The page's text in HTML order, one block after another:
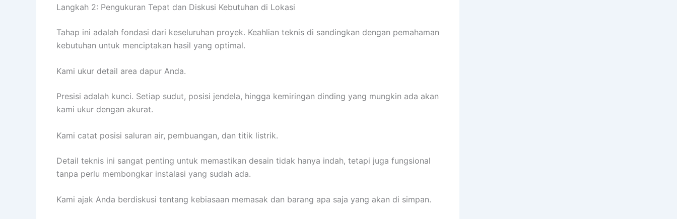
Langkah 2: Pengukuran Tepat dan Diskusi Kebutuhan di Lokasi
Tahap ini adalah fondasi dari keseluruhan proyek. Keahlian teknis di sandingkan dengan pemahaman
kebutuhan untuk menciptakan hasil yang optimal.
Kami ukur detail area dapur Anda.
Presisi adalah kunci. Setiap sudut, posisi jendela, hingga kemiringan dinding yang mungkin ada akan
kami ukur dengan akurat.
Kami catat posisi saluran air, pembuangan, dan titik listrik.
Detail teknis ini sangat penting untuk memastikan desain tidak hanya indah, tetapi juga fungsional
tanpa perlu membongkar instalasi yang sudah ada.
Kami ajak Anda berdiskusi tentang kebiasaan memasak dan barang apa saja yang akan di simpan.